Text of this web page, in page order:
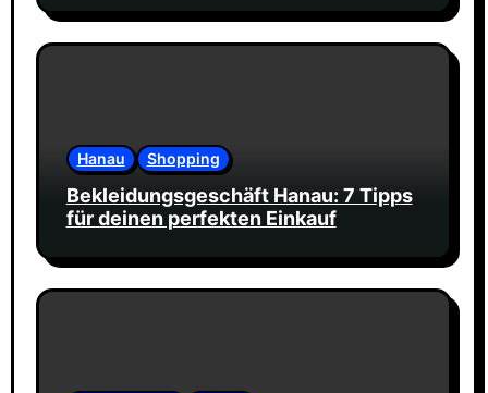
Hanau Shopping
Bekleidungsgeschäft Hanau: 7 Tipps
für deinen perfekten Einkauf